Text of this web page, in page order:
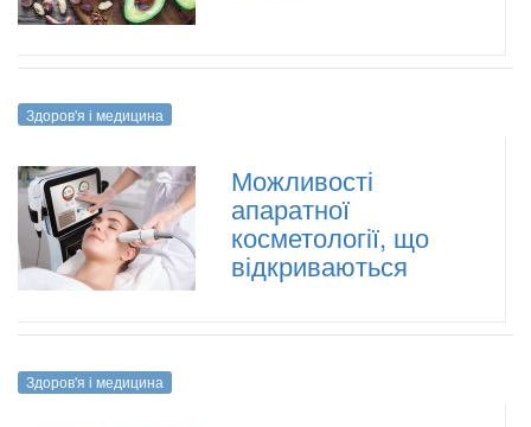
Здоров'я і медицина
Можливості
апаратної
косметології, що
відкриваються
Здоров'я і медицина